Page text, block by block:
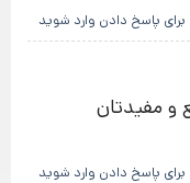
برای پاسخ دادن وارد شوید
و مفیدتان
برای پاسخ دادن وارد شوید